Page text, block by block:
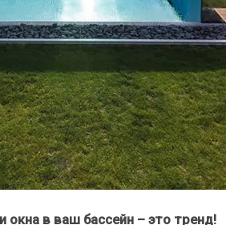
окна в ваш бассейн – это тренд!